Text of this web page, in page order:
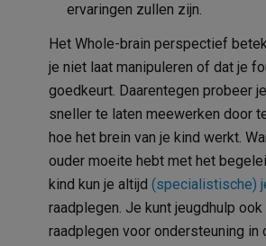
ervaringen zullen zijn.
Het Whole-brain perspectief
je niet laat manipuleren of dat je
goedkeurt. Daarentegen probeer
sneller te laten meewerken door
hoe het brein van je kind werkt.
ouder moeite hebt met het
kind kun je altijd (specialistische)
raadplegen. Je kunt jeugdhulp ook
raadplegen voor ondersteuning in